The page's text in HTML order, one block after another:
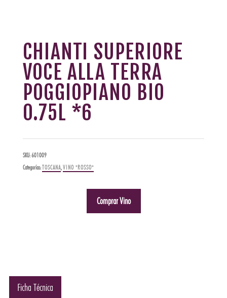
CHIANTI SUPERIORE
VOCE ALLA TERRA
POGGIOPIANO BIO
0.75L *6
SKU:601009
Categorías:TOSCANA,VINO "ROSSO"
Comprar Vino
Ficha Técnica